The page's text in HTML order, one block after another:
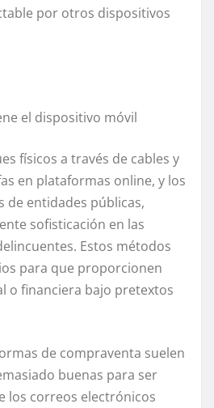
por otros dispositivos
el dispositivo móvil
físicos a través de cables y
en plataformas online, y los
entidades públicas,
sofisticación en las
Estos métodos
para que proporcionen
o financiera bajo pretextos
de compraventa suelen
buenas para ser
los correos electrónicos